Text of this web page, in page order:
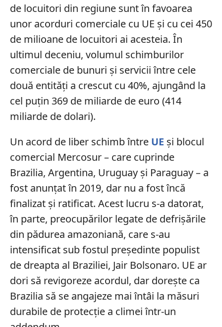
de locuitori din regiune sunt în favoarea
unor acorduri comerciale cu UE și cu cei 450
de milioane de locuitori ai acesteia. În
ultimul deceniu, volumul schimburilor
comerciale de bunuri și servicii între cele
două entități a crescut cu 40%, ajungând la
cel puțin 369 de miliarde de euro (414
miliarde de dolari).
Un acord de liber schimb între UE și blocul
comercial Mercosur – care cuprinde
Brazilia, Argentina, Uruguay și Paraguay – a
fost anunțat în 2019, dar nu a fost încă
finalizat și ratificat. Acest lucru s-a datorat,
în parte, preocupărilor legate de defrișările
din pădurea amazoniană, care s-au
intensificat sub fostul președinte populist
de dreapta al Braziliei, Jair Bolsonaro. UE ar
dori să revigoreze acordul, dar dorește ca
Brazilia să se angajeze mai întâi la măsuri
durabile de protecție a climei într-un